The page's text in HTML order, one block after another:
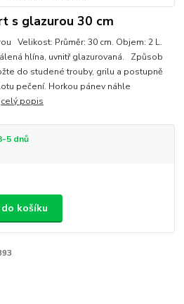
s glazurou 30 cm
Velikost: Průměr: 30 cm. Objem: 2 L.
hlína, uvnitř glazurovaná. Způsob
do studené trouby, grilu a postupně
pečení. Horkou pánev náhle
celý popis
5 dnů
košíku